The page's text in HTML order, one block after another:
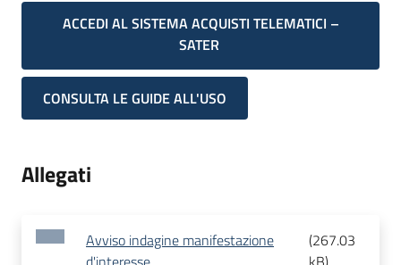
ACCEDI AL SISTEMA ACQUISTI TELEMATICI –
SATER
CONSULTA LE GUIDE ALL'USO
Allegati
Avviso indagine manifestazione
(267.03